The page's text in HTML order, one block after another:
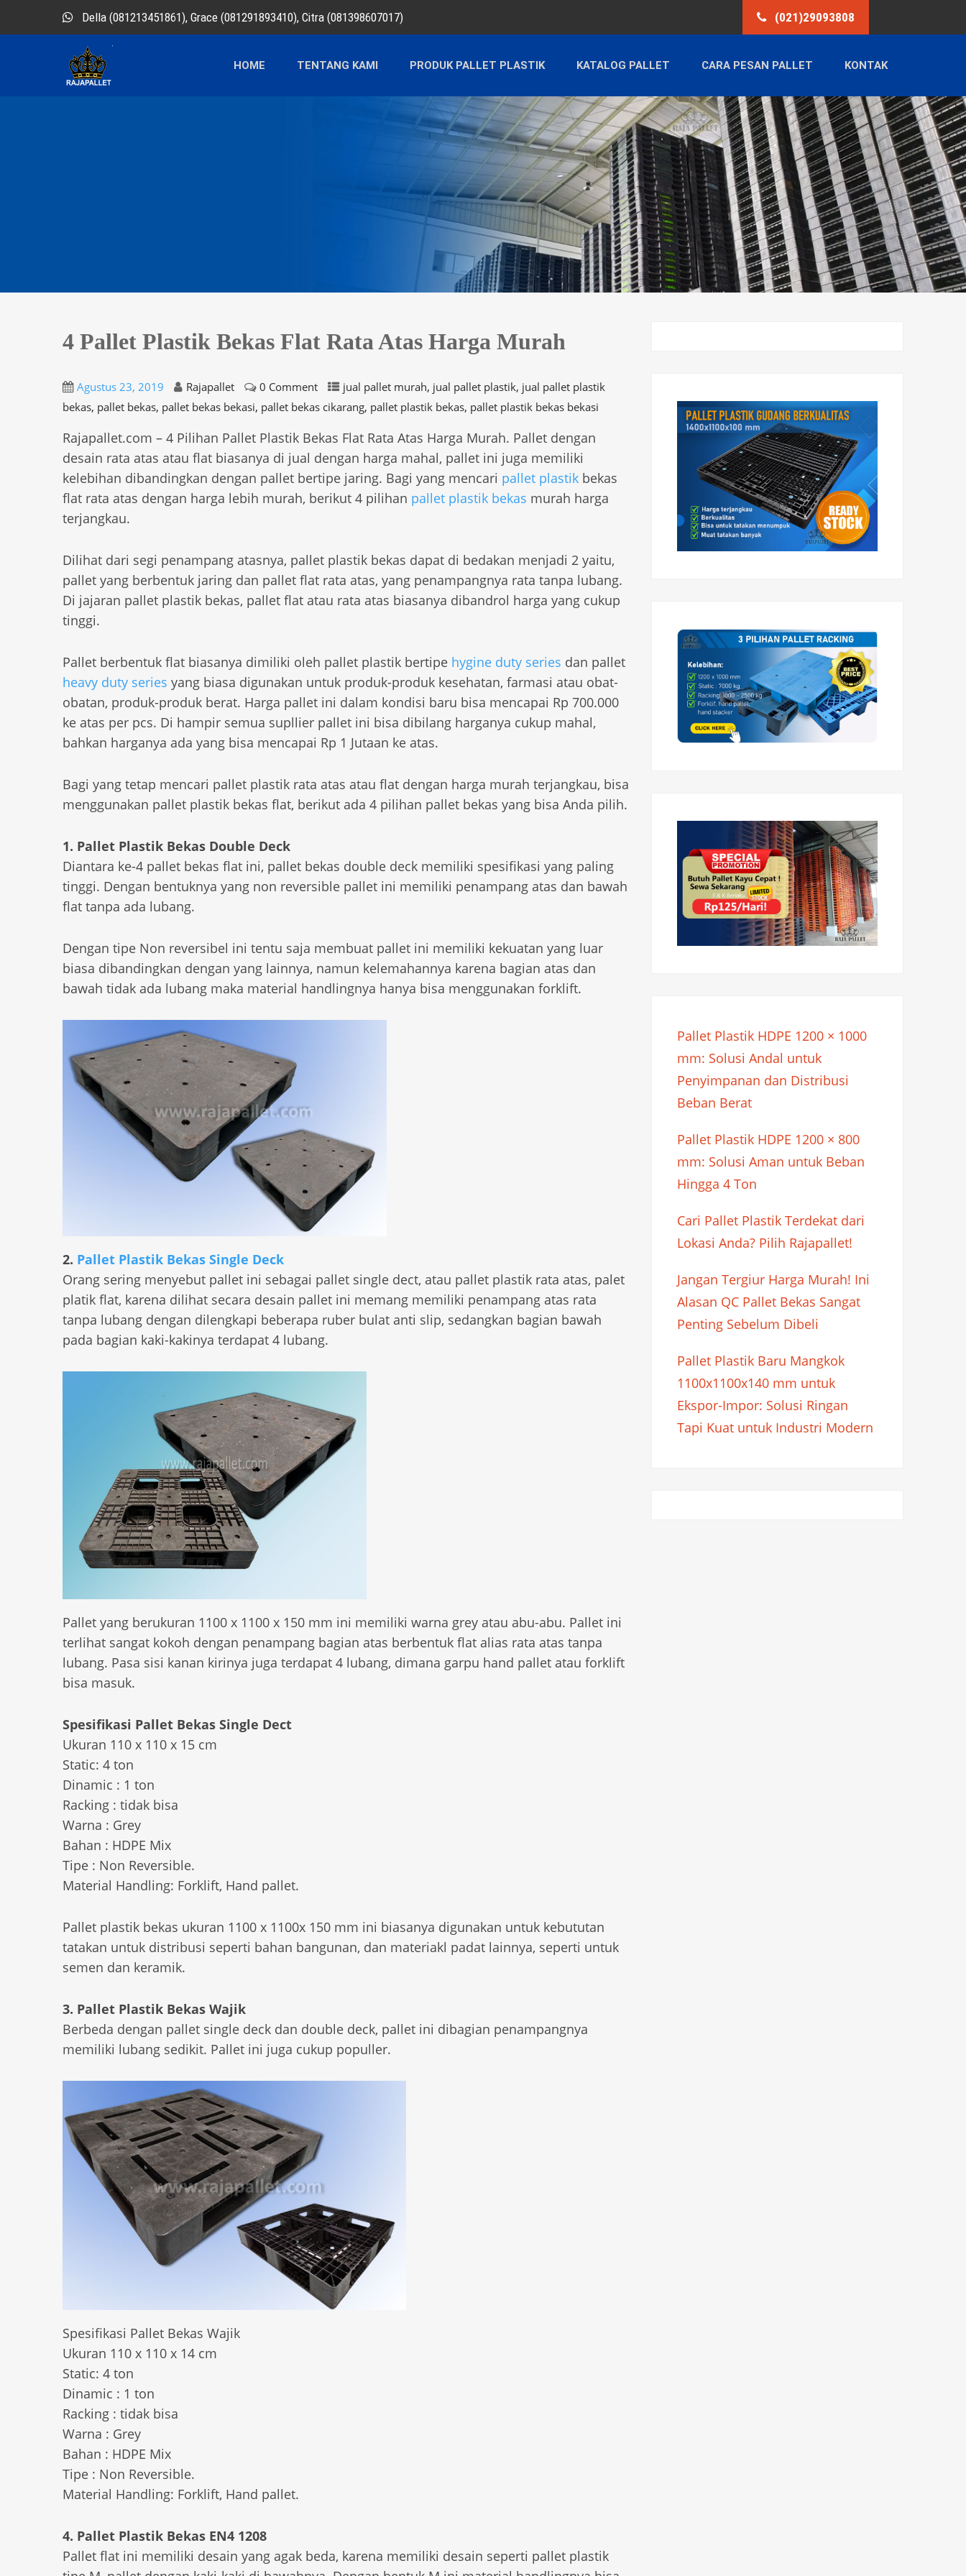
Della (081213451861), Grace (081291893410), Citra (081398607017) (021)29093808
HOME TENTANG KAMI PRODUK PALLET PLASTIK KATALOG PALLET CARA PESAN PALLET KONTAK
4 Pallet Plastik Bekas Flat Rata Atas Harga Murah
Agustus 23, 2019 Rajapallet 0 Comment jual pallet murah, jual pallet plastik, jual pallet plastik
bekas, pallet bekas, pallet bekas bekasi, pallet bekas cikarang, pallet plastik bekas, pallet plastik bekas bekasi
Rajapallet.com – 4 Pilihan Pallet Plastik Bekas Flat Rata Atas Harga Murah. Pallet dengan
desain rata atas atau flat biasanya di jual dengan harga mahal, pallet ini juga memiliki
kelebihan dibandingkan dengan pallet bertipe jaring. Bagi yang mencari pallet plastik bekas
flat rata atas dengan harga lebih murah, berikut 4 pilihan pallet plastik bekas murah harga
terjangkau.
Dilihat dari segi penampang atasnya, pallet plastik bekas dapat di bedakan menjadi 2 yaitu,
pallet yang berbentuk jaring dan pallet flat rata atas, yang penampangnya rata tanpa lubang.
Di jajaran pallet plastik bekas, pallet flat atau rata atas biasanya dibandrol harga yang cukup
tinggi.
Pallet berbentuk flat biasanya dimiliki oleh pallet plastik bertipe hygine duty series dan pallet
heavy duty series yang biasa digunakan untuk produk-produk kesehatan, farmasi atau obat-
obatan, produk-produk berat. Harga pallet ini dalam kondisi baru bisa mencapai Rp 700.000
ke atas per pcs. Di hampir semua supllier pallet ini bisa dibilang harganya cukup mahal,
bahkan harganya ada yang bisa mencapai Rp 1 Jutaan ke atas.
Bagi yang tetap mencari pallet plastik rata atas atau flat dengan harga murah terjangkau, bisa
menggunakan pallet plastik bekas flat, berikut ada 4 pilihan pallet bekas yang bisa Anda pilih.
1. Pallet Plastik Bekas Double Deck
Diantara ke-4 pallet bekas flat ini, pallet bekas double deck memiliki spesifikasi yang paling
tinggi. Dengan bentuknya yang non reversible pallet ini memiliki penampang atas dan bawah
flat tanpa ada lubang.
Dengan tipe Non reversibel ini tentu saja membuat pallet ini memiliki kekuatan yang luar
biasa dibandingkan dengan yang lainnya, namun kelemahannya karena bagian atas dan
bawah tidak ada lubang maka material handlingnya hanya bisa menggunakan forklift.
2. Pallet Plastik Bekas Single Deck
Orang sering menyebut pallet ini sebagai pallet single dect, atau pallet plastik rata atas, palet
platik flat, karena dilihat secara desain pallet ini memang memiliki penampang atas rata
tanpa lubang dengan dilengkapi beberapa ruber bulat anti slip, sedangkan bagian bawah
pada bagian kaki-kakinya terdapat 4 lubang.
Pallet yang berukuran 1100 x 1100 x 150 mm ini memiliki warna grey atau abu-abu. Pallet ini
terlihat sangat kokoh dengan penampang bagian atas berbentuk flat alias rata atas tanpa
lubang. Pasa sisi kanan kirinya juga terdapat 4 lubang, dimana garpu hand pallet atau forklift
bisa masuk.
Spesifikasi Pallet Bekas Single Dect
Ukuran 110 x 110 x 15 cm
Static: 4 ton
Dinamic : 1 ton
Racking : tidak bisa
Warna : Grey
Bahan : HDPE Mix
Tipe : Non Reversible.
Material Handling: Forklift, Hand pallet.
Pallet plastik bekas ukuran 1100 x 1100x 150 mm ini biasanya digunakan untuk kebututan
tatakan untuk distribusi seperti bahan bangunan, dan materiakl padat lainnya, seperti untuk
semen dan keramik.
3. Pallet Plastik Bekas Wajik
Berbeda dengan pallet single deck dan double deck, pallet ini dibagian penampangnya
memiliki lubang sedikit. Pallet ini juga cukup populler.
Spesifikasi Pallet Bekas Wajik
Ukuran 110 x 110 x 14 cm
Static: 4 ton
Dinamic : 1 ton
Racking : tidak bisa
Warna : Grey
Bahan : HDPE Mix
Tipe : Non Reversible.
Material Handling: Forklift, Hand pallet.
4. Pallet Plastik Bekas EN4 1208
Pallet flat ini memiliki desain yang agak beda, karena memiliki desain seperti pallet plastik
Pallet Plastik HDPE 1200 × 1000
mm: Solusi Andal untuk
Penyimpanan dan Distribusi
Beban Berat
Pallet Plastik HDPE 1200 × 800
mm: Solusi Aman untuk Beban
Hingga 4 Ton
Cari Pallet Plastik Terdekat dari
Lokasi Anda? Pilih Rajapallet!
Jangan Tergiur Harga Murah! Ini
Alasan QC Pallet Bekas Sangat
Penting Sebelum Dibeli
Pallet Plastik Baru Mangkok
1100x1100x140 mm untuk
Ekspor-Impor: Solusi Ringan
Tapi Kuat untuk Industri Modern